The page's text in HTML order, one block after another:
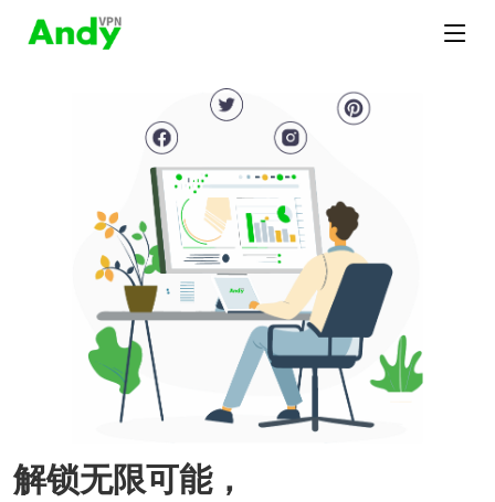
解锁无限可能，